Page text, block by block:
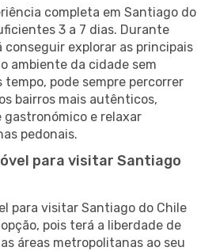
completa em Santiago do
3 a 7 dias. Durante
conseguir explorar as principais
ambiente da cidade sem
tempo, pode sempre percorrer
bairros mais autênticos,
gastronómico e relaxar
pedonais.
para visitar Santiago
para visitar Santiago do Chile
pois terá a liberdade de
áreas metropolitanas ao seu